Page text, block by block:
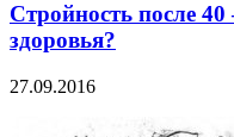
Стройность после
здоровья?
27.09.2016